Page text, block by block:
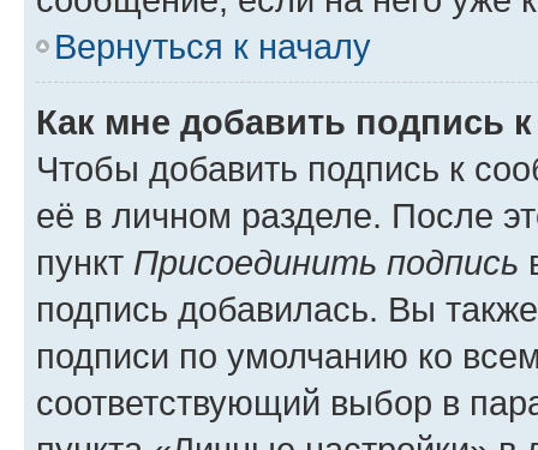
Вернуться к началу
Как мне добавить подпись
Чтобы добавить подпись к
её в личном разделе. После
пункт Присоединить подпись
подпись добавилась. Вы
подписи по умолчанию ко
соответствующий выбор в